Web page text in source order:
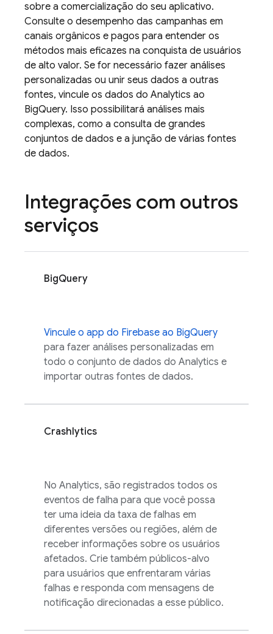
sobre a comercialização do seu aplicativo.
Consulte o desempenho das campanhas em
canais orgânicos e pagos para entender os
métodos mais eficazes na conquista de usuários
de alto valor. Se for necessário fazer análises
personalizadas ou unir seus dados a outras
fontes, vincule os dados do Analytics ao
BigQuery. Isso possibilitará análises mais
complexas, como a consulta de grandes
conjuntos de dados e a junção de várias fontes
de dados.
Integrações com outros
serviços
BigQuery
Vincule o app do Firebase ao BigQuery
para fazer análises personalizadas em
todo o conjunto de dados do Analytics e
importar outras fontes de dados.
Crashlytics
No Analytics, são registrados todos os
eventos de falha para que você possa
ter uma ideia da taxa de falhas em
diferentes versões ou regiões, além de
receber informações sobre os usuários
afetados. Crie também públicos-alvo
para usuários que enfrentaram várias
falhas e responda com mensagens de
notificação direcionadas a esse público.